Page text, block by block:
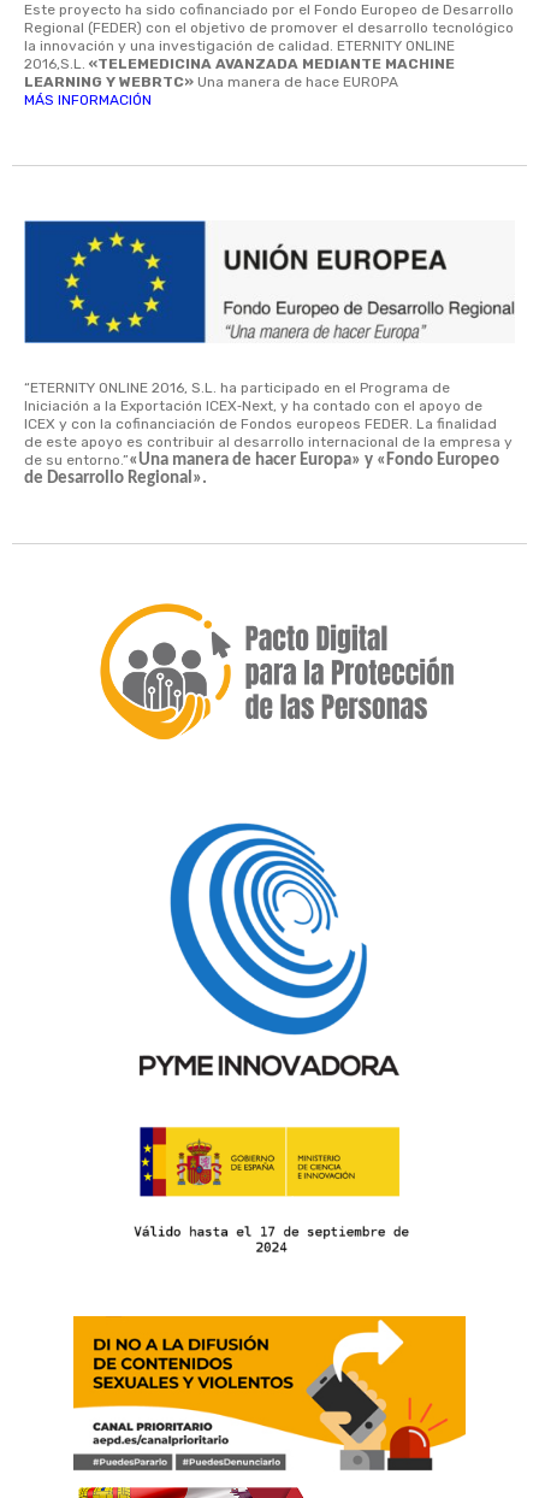
Este proyecto ha sido cofinanciado por el Fondo Europeo de Desarrollo
Regional (FEDER) con el objetivo de promover el desarrollo tecnológico
la innovación y una investigación de calidad. ETERNITY ONLINE
2016,S.L. «TELEMEDICINA AVANZADA MEDIANTE MACHINE
LEARNING Y WEBRTC» Una manera de hace EUROPA
MÁS INFORMACIÓN
“ETERNITY ONLINE 2016, S.L. ha participado en el Programa de
Iniciación a la Exportación ICEX‐Next, y ha contado con el apoyo de
ICEX y con la cofinanciación de Fondos europeos FEDER. La finalidad
de este apoyo es contribuir al desarrollo internacional de la empresa y
de su entorno.”«Una manera de hacer Europa» y «Fondo Europeo
de Desarrollo Regional».